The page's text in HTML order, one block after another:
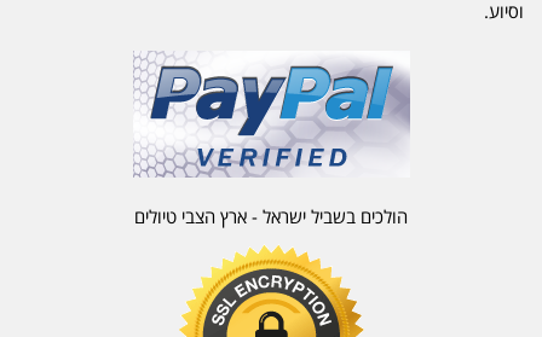
וסיוע.
הולכים בשביל ישראל - ארץ הצבי טיולים